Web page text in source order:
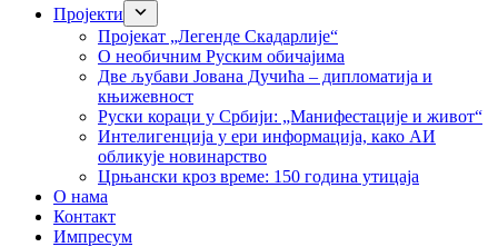
Пројекти
Пројекат „Легенде Скадарлије“
О необичним Руским обичајима
Две љубави Јована Дучића – дипломатија и
књижевност
Руски кораци у Србији: „Манифестације и живот“
Интелигенција у ери информација, како АИ
обликује новинарство
Црњански кроз време: 150 година утицаја
О нама
Контакт
Импресум